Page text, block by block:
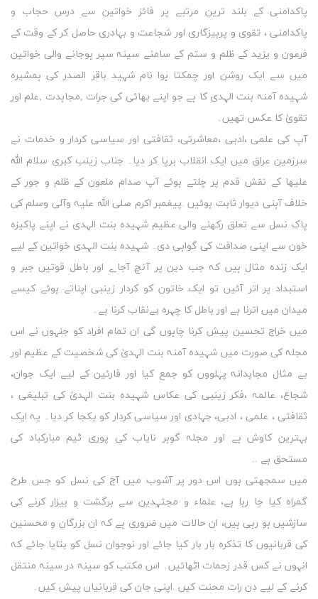
پاکدامنی کے بلند ترین مرتبے پر فائز خواتین سے درس حجاب و
پاکدامنی ، تقوی و پرہیزگاری اور شجاعت و بہادری حاصل کر کے وقت کے
فرعون و یزید کے ظلم و ستم کے سامنے سینہ سپر ہوجانے والی خواتین
میں سے ایک روشن اور چمکتا ہوا نام شہید باقر الصدر کی ہمشیرہ
شہیدہ آمنہ بنت الہدی کا ہے جو اپنے بھائی کی جرات ,مجاہدت ,علم اور
تقویٰ کا عکس تھیں۔
آپ کی علمی ،ادبی ،معاشرتی، ثقافتی اور سیاسی کردار و خدمات نے
سرزمین عراق میں ایک انقلاب برپا کر دیا۔ جناب زینب کبری سلام اللہ
علیھا کے نقش قدم پر چلتے ہوئے آپ صدام ملعون کے ظلم و جور کے
خلاف آہنی دیوار ثابت ہوئیں .پیغمبر اکرم صلی اللہ علیہ وآلی وسلم کی
پاک نسل سے تعلق رکھنے والی عظیم شہیدہ بنت الہدی نے اپنے پاکیزہ
خون سے اپنی صداقت کی گواہی دی۔ شہیدہ بنت الہدی خواتین کے لیے
ایک زندہ مثال ہیں کہ جب دین پر آنچ آجاے اور باطل قوتیں جبر و
استبداد پر اتر آئیں تو ایک خاتون کو کردار زینبی اپناتے ہوئے کیسے
میدان میں اترنا ہے اور باطل کا چہرہ بےنقاب کرنا ہے۔
میں خراج تحسین پیش کرنا چاہوں گی ان تمام افراد کو جنہوں نے اس
مجلہ کی صورت میں شہیدہ آمنہ بنت الہدیٰ کی شخصیت کے عظیم اور
بے مثال مجاہدانہ پہلووں کو جمع کیا اور قارئین کے لیے ایک جوان،
شجاع، عالمہ ،فکر زینبی کی عکاس شہیدہ بنت الہدیٰ کی تبلیغی ،
ثقافتی ، علمی ، ادبی، جہادی اور سیاسی کردار کو یکجا کر دیا۔ یہ ایک
بہترین کاوش ہے اور مجلہ گوہر نایاب کی پوری ٹیم مبارکباد کی
مستحق ہے ..
میں سمجھتی ہوں اس دور پر آشوب میں آج کی نسل کو جس طرح
گمراہ کیا جا رہا ہے، علماء و مجتہدین سے برگشت و بیزار کرنے کی
سازشیں ہو رہی ہیں، ان حالات میں ضروری ہے کہ ان بزرگان و محسنین
کی قربانیوں کا تذکرہ بار بار کیا جائے اور نوجوان نسل کو بتایا جائے کہ
انہوں نے کس قدر زحمات اٹھائیں۔ اس مکتب کو سینہ در سینہ منتقل
کرنے کے لیے دن رات محنت کیں .اپنی جان کی قربانیاں پیش کیں۔